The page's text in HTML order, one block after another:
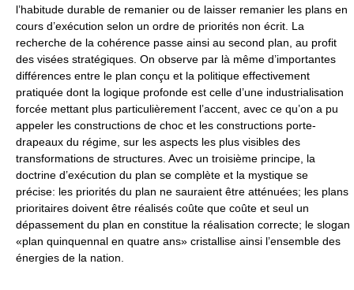
l’habitude durable de remanier ou de laisser remanier les plans en
cours d’exécution selon un ordre de priorités non écrit. La
recherche de la cohérence passe ainsi au second plan, au profit
des visées stratégiques. On observe par là même d’importantes
différences entre le plan conçu et la politique effectivement
pratiquée dont la logique profonde est celle d’une industrialisation
forcée mettant plus particulièrement l’accent, avec ce qu’on a pu
appeler les constructions de choc et les constructions porte-
drapeaux du régime, sur les aspects les plus visibles des
transformations de structures. Avec un troisième principe, la
doctrine d’exécution du plan se complète et la mystique se
précise: les priorités du plan ne sauraient être atténuées; les plans
prioritaires doivent être réalisés coûte que coûte et seul un
dépassement du plan en constitue la réalisation correcte; le slogan
«plan quinquennal en quatre ans» cristallise ainsi l’ensemble des
énergies de la nation.